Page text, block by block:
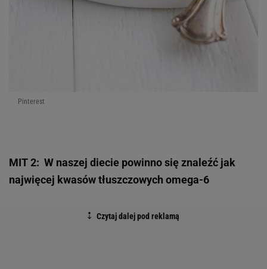
Pinterest
MIT 2: W naszej diecie powinno się znaleźć jak
najwięcej kwasów tłuszczowych omega-6